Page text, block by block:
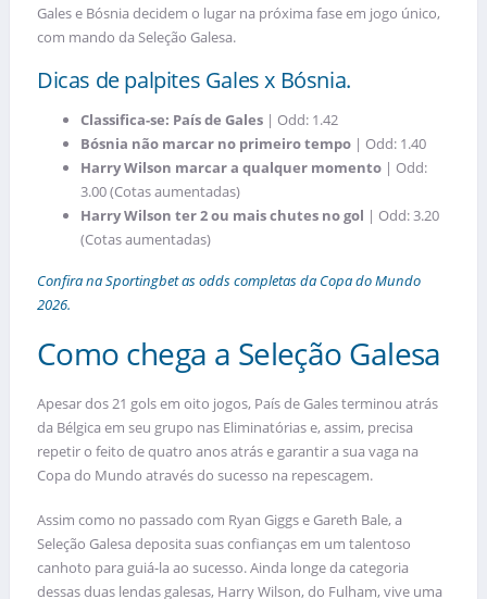
Gales e Bósnia decidem o lugar na próxima fase em jogo único,
com mando da Seleção Galesa.
Dicas de palpites Gales x Bósnia.
Classifica-se: País de Gales | Odd: 1.42
Bósnia não marcar no primeiro tempo | Odd: 1.40
Harry Wilson marcar a qualquer momento | Odd:
3.00 (Cotas aumentadas)
Harry Wilson ter 2 ou mais chutes no gol | Odd: 3.20
(Cotas aumentadas)
Confira na Sportingbet as odds completas da Copa do Mundo
2026.
Como chega a Seleção Galesa
Apesar dos 21 gols em oito jogos, País de Gales terminou atrás
da Bélgica em seu grupo nas Eliminatórias e, assim, precisa
repetir o feito de quatro anos atrás e garantir a sua vaga na
Copa do Mundo através do sucesso na repescagem.
Assim como no passado com Ryan Giggs e Gareth Bale, a
Seleção Galesa deposita suas confianças em um talentoso
canhoto para guiá-la ao sucesso. Ainda longe da categoria
dessas duas lendas galesas, Harry Wilson, do Fulham, vive uma